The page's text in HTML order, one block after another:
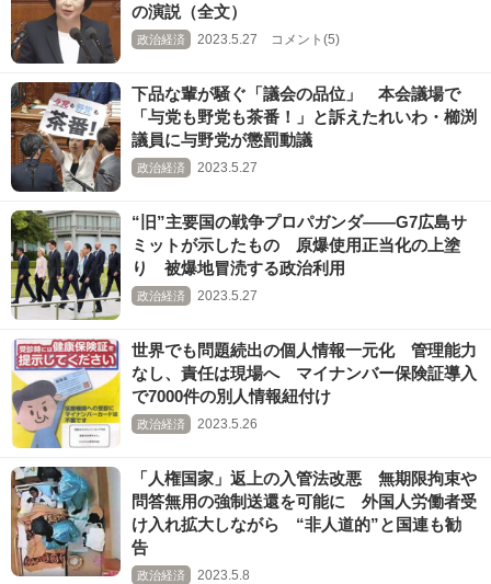
の演説（全文）
政治経済 2023.5.27 コメント(5)
下品な輩が騒ぐ「議会の品位」 本会議場で
「与党も野党も茶番！」と訴えたれいわ・櫛渕
議員に与野党が懲罰動議
政治経済 2023.5.27
“旧”主要国の戦争プロパガンダ――G7広島サ
ミットが示したもの 原爆使用正当化の上塗
り 被爆地冒涜する政治利用
政治経済 2023.5.27
世界でも問題続出の個人情報一元化 管理能力
なし、責任は現場へ マイナンバー保険証導入
で7000件の別人情報紐付け
政治経済 2023.5.26
「人権国家」返上の入管法改悪 無期限拘束や
問答無用の強制送還を可能に 外国人労働者受
け入れ拡大しながら “非人道的”と国連も勧
告
政治経済 2023.5.8